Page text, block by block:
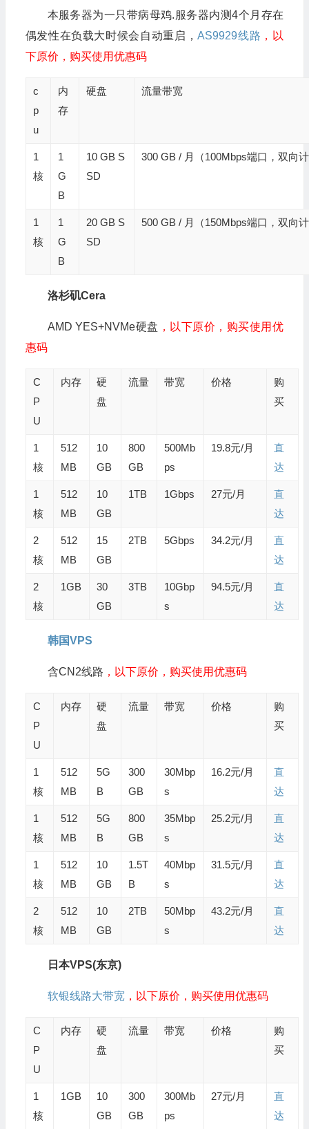
本服务器为一只带病母鸡.服务器内测4个月存在
偶发性在负载大时候会自动重启，AS9929线路 ，以
下原价，购买使用优惠码
c
p
u
内
存
硬盘 流量带宽
1
核
1
G
B
10 GB S
SD
300 GB / 月（100Mbps端口，双向
1
核
1
G
B
20 GB S
SD
500 GB / 月（150Mbps端口，双向
洛杉矶Cera
AMD YES+NVMe硬盘 ，以下原价，购买使用优
惠码
C
P
U
内存
硬
盘
流量 带宽 价格
购
买
1
核
512
MB
10
GB
800
GB
500Mb
ps
19.8元/月
直
达
1
核
512
MB
10
GB
1TB 1Gbps 27元/月
直
达
2
核
512
MB
15
GB
2TB 5Gbps 34.2元/月
直
达
2
核
1GB
30
GB
3TB
10Gbp
s
94.5元/月
直
达
韩国VPS
含CN2线路 ，以下原价，购买使用优惠码
C
P
U
内存
硬
盘
流量 带宽 价格
购
买
1
核
512
MB
5G
B
300
GB
30Mbp
s
16.2元/月
直
达
1
核
512
MB
5G
B
800
GB
35Mbp
s
25.2元/月
直
达
1
核
512
MB
10
GB
1.5T
B
40Mbp
s
31.5元/月
直
达
2
核
512
MB
10
GB
2TB
50Mbp
s
43.2元/月
直
达
日本VPS(东京)
软银线路大带宽，以下原价，购买使用优惠码
C
P
U
内存
硬
盘
流量 带宽 价格
购
买
1
核
1GB
10
GB
300
GB
300Mb
ps
27元/月
直
达